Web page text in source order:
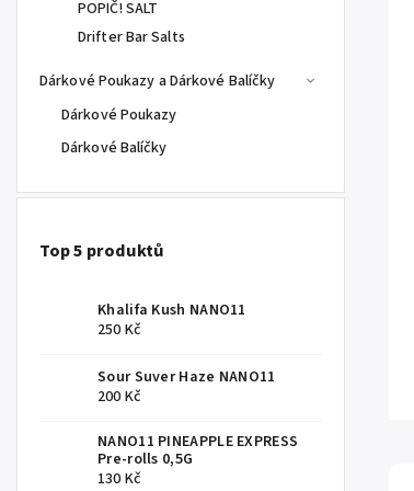
POPIČ! SALT
Drifter Bar Salts
Dárkové Poukazy a Dárkové Balíčky
Dárkové Poukazy
Dárkové Balíčky
Top 5 produktů
Khalifa Kush NANO11
250 Kč
Sour Suver Haze NANO11
200 Kč
NANO11 PINEAPPLE EXPRESS
Pre-rolls 0,5G
130 Kč